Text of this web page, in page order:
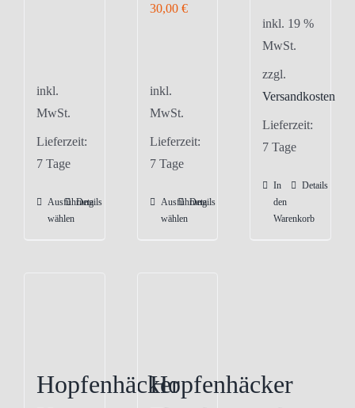
inkl.
MwSt.
Lieferzeit:
7 Tage
Ausführung
wählen
Dieses
Produkt
können
Details
30,00 €
inkl.
MwSt.
Lieferzeit:
7 Tage
Ausführung
wählen
Dieses
Produkt
können
Details
inkl. 19 %
MwSt.
zzgl.
Versandkosten
Lieferzeit:
7 Tage
In
den
Warenkorb
Details
HopfenhäckerHopfenhäcker